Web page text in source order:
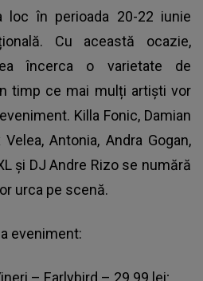
loc în perioada 20-22 iunie
Cu această ocazie,
încerca o varietate de
timp ce mai mulți artiști vor
eveniment. Killa Fonic, Damian
Antonia, Andra Gogan,
și DJ Andre Rizo se numără
urca pe scenă.
eveniment:
– Earlybird – 29.99 lei;